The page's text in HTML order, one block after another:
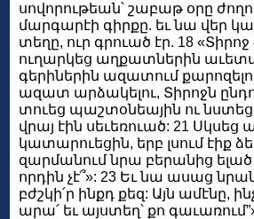
սովորութեան՝ շաբաթ օրը
մարգարէի գիրքը. եւ նա վեր
տեղը, ուր գրուած էր. 18
ուղարկեց աղքատներին
գերիներին ազատում
ազատ արձակելու, Տիրոջն
տուեց պաշտօնեային ու
վրայ էին սեւեռուած: 21 Սկսեց
կատարուեցին, երբ լսում էիք
զարմանում նրա բերանից ելած
որդին չէ՞»: 23 Եւ նա ասաց
բժշկի՛ր ինքդ քեզ: Այն ամէնը,
արա՛ եւ այստեղ՝ քո